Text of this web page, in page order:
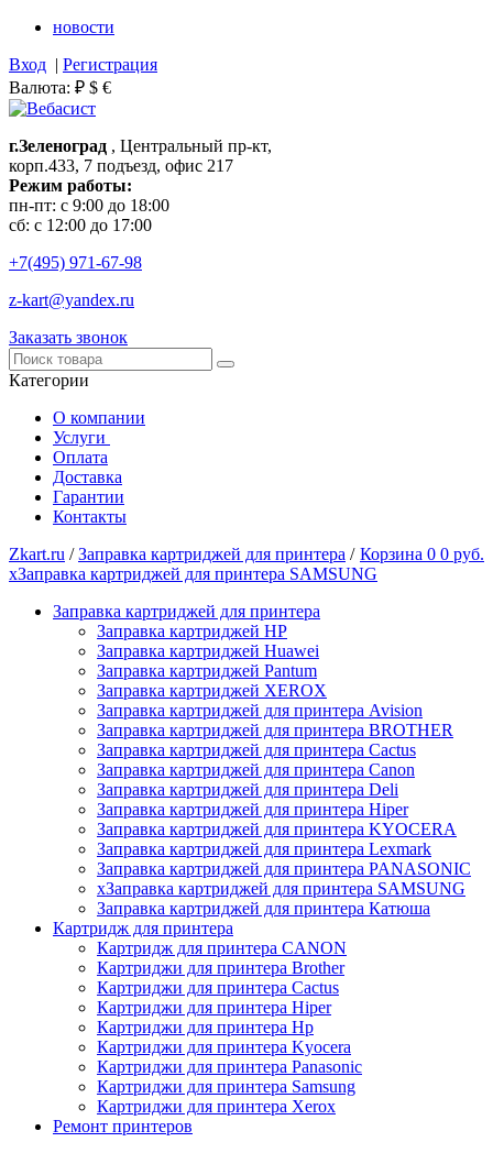
новости
Вход | Регистрация
Валюта: ₽ $ €
г.Зеленоград , Центральный пр-кт,
корп.433, 7 подъезд, офис 217
Режим работы:
пн-пт: с 9:00 до 18:00
сб: с 12:00 до 17:00
+7(495) 971-67-98
z-kart@yandex.ru
Заказать звонок
Категории
О компании
Услуги
Оплата
Доставка
Гарантии
Контакты
Корзина 0 0 руб.
Zkart.ru /Заправка картриджей для принтера /
xЗаправка картриджей для принтера SAMSUNG
Заправка картриджей для принтера
Заправка картриджей HP
Заправка картриджей Huawei
Заправка картриджей Pantum
Заправка картриджей XEROX
Заправка картриджей для принтера Avision
Заправка картриджей для принтера BROTHER
Заправка картриджей для принтера Cactus
Заправка картриджей для принтера Canon
Заправка картриджей для принтера Deli
Заправка картриджей для принтера Hiper
Заправка картриджей для принтера KYOCERA
Заправка картриджей для принтера Lexmark
Заправка картриджей для принтера PANASONIC
xЗаправка картриджей для принтера SAMSUNG
Заправка картриджей для принтера Катюша
Картридж для принтера
Картридж для принтера CANON
Картриджи для принтера Brother
Картриджи для принтера Cactus
Картриджи для принтера Hiper
Картриджи для принтера Hp
Картриджи для принтера Kyocera
Картриджи для принтера Panasonic
Картриджи для принтера Samsung
Картриджи для принтера Xerox
Ремонт принтеров